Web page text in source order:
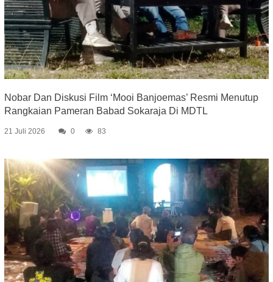
Nobar Dan Diskusi Film ‘Mooi Banjoemas’ Resmi Menutup
Rangkaian Pameran Babad Sokaraja Di MDTL
21 Juli 2026 0 83